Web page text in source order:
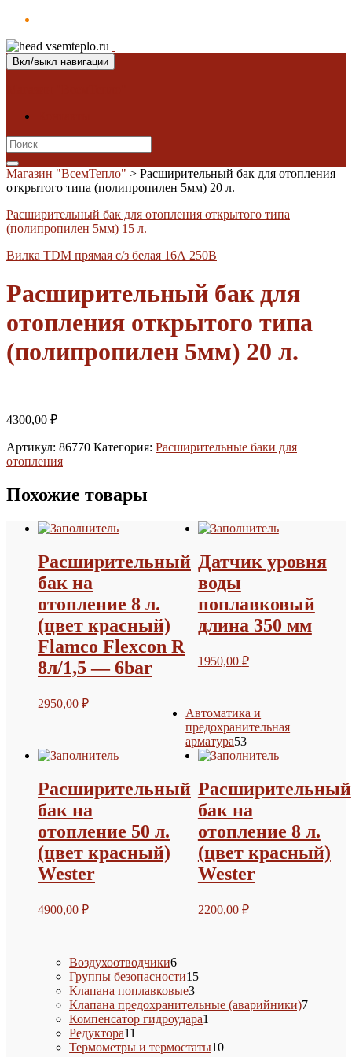
Вкл/выкл навигации
Search
for:
Магазин "ВсемТепло" > Расширительный бак для отопления
открытого типа (полипропилен 5мм) 20 л.
Расширительный бак для отопления открытого типа
(полипропилен 5мм) 15 л.
Вилка TDM прямая с/з белая 16А 250В
Расширительный бак для
отопления открытого типа
(полипропилен 5мм) 20 л.
4300,00 ₽
Артикул: 86770 Категория: Расширительные баки для
отопления
Похожие товары
Расширительный
бак на
отопление 8 л.
(цвет красный)
Flamco Flexcon R
8л/1,5 — 6bar
2950,00 ₽
Датчик уровня
воды
поплавковый
длина 350 мм
1950,00 ₽
Расширительный
бак на
отопление 50 л.
(цвет красный)
Wester
4900,00 ₽
Расширительный
бак на
отопление 8 л.
(цвет красный)
Wester
2200,00 ₽
Автоматика и
предохранительная
арматура5353
товара
Воздухоотводчики66
товаров
Группы безопасности1515
Клапана поплавковые33
товара
Клапана предохранительные (аварийники)77
Компенсатор гидроудара1
Редуктора11
товаров
Термометры и термостаты1010